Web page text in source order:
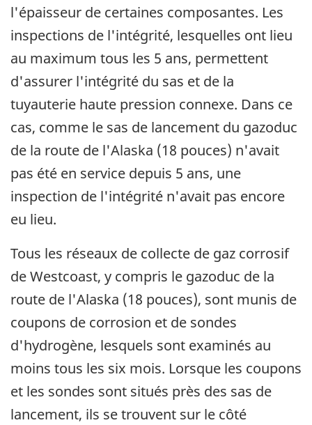
l'épaisseur de certaines composantes. Les
inspections de l'intégrité, lesquelles ont lieu
au maximum tous les 5 ans, permettent
d'assurer l'intégrité du sas et de la
tuyauterie haute pression connexe. Dans ce
cas, comme le sas de lancement du gazoduc
de la route de l'Alaska (18 pouces) n'avait
pas été en service depuis 5 ans, une
inspection de l'intégrité n'avait pas encore
eu lieu.
Tous les réseaux de collecte de gaz corrosif
de Westcoast, y compris le gazoduc de la
route de l'Alaska (18 pouces), sont munis de
coupons de corrosion et de sondes
d'hydrogène, lesquels sont examinés au
moins tous les six mois. Lorsque les coupons
et les sondes sont situés près des sas de
lancement, ils se trouvent sur le côté